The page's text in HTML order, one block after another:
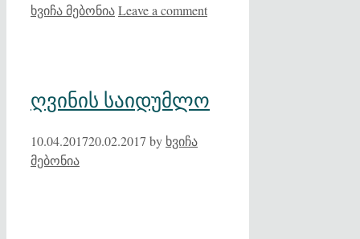
ხვიჩა მებონიაLeave a comment
ღვინის საიდუმლო
10.04.201720.02.2017 by ხვიჩა
მებონია